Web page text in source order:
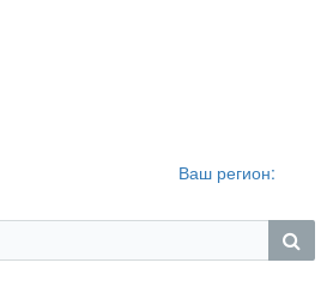
Ваш регион: